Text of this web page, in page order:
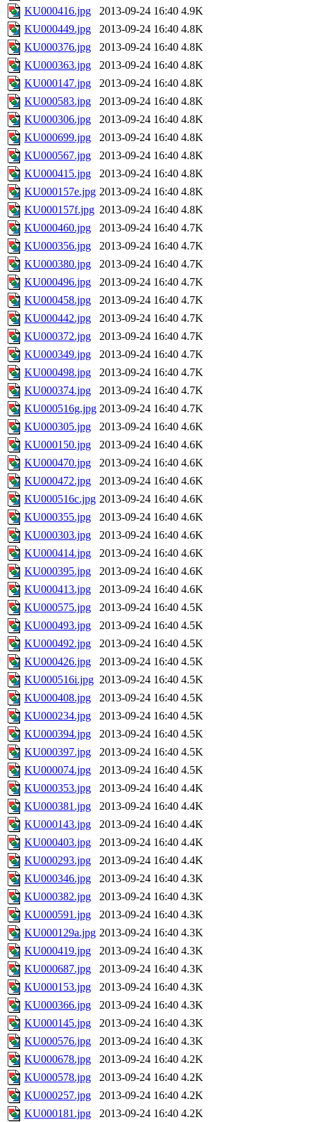
KU000416.jpg
2013-09-24 16:40 4.9K
KU000449.jpg
2013-09-24 16:40 4.8K
KU000376.jpg
2013-09-24 16:40 4.8K
KU000363.jpg
2013-09-24 16:40 4.8K
KU000147.jpg
2013-09-24 16:40 4.8K
KU000583.jpg
2013-09-24 16:40 4.8K
KU000306.jpg
2013-09-24 16:40 4.8K
KU000699.jpg
2013-09-24 16:40 4.8K
KU000567.jpg
2013-09-24 16:40 4.8K
KU000415.jpg
2013-09-24 16:40 4.8K
KU000157e.jpg 2013-09-24 16:40 4.8K
KU000157f.jpg 2013-09-24 16:40 4.8K
KU000460.jpg
2013-09-24 16:40 4.7K
KU000356.jpg
2013-09-24 16:40 4.7K
KU000380.jpg
2013-09-24 16:40 4.7K
KU000496.jpg
2013-09-24 16:40 4.7K
KU000458.jpg
2013-09-24 16:40 4.7K
KU000442.jpg
2013-09-24 16:40 4.7K
KU000372.jpg
2013-09-24 16:40 4.7K
KU000349.jpg
2013-09-24 16:40 4.7K
KU000498.jpg
2013-09-24 16:40 4.7K
KU000374.jpg
2013-09-24 16:40 4.7K
KU000516g.jpg 2013-09-24 16:40 4.7K
KU000305.jpg
2013-09-24 16:40 4.6K
KU000150.jpg
2013-09-24 16:40 4.6K
KU000470.jpg
2013-09-24 16:40 4.6K
KU000472.jpg
2013-09-24 16:40 4.6K
KU000516c.jpg 2013-09-24 16:40 4.6K
KU000355.jpg
2013-09-24 16:40 4.6K
KU000303.jpg
2013-09-24 16:40 4.6K
KU000414.jpg
2013-09-24 16:40 4.6K
KU000395.jpg
2013-09-24 16:40 4.6K
KU000413.jpg
2013-09-24 16:40 4.6K
KU000575.jpg
2013-09-24 16:40 4.5K
KU000493.jpg
2013-09-24 16:40 4.5K
KU000492.jpg
2013-09-24 16:40 4.5K
KU000426.jpg
2013-09-24 16:40 4.5K
KU000516i.jpg 2013-09-24 16:40 4.5K
KU000408.jpg
2013-09-24 16:40 4.5K
KU000234.jpg
2013-09-24 16:40 4.5K
KU000394.jpg
2013-09-24 16:40 4.5K
KU000397.jpg
2013-09-24 16:40 4.5K
KU000074.jpg
2013-09-24 16:40 4.5K
KU000353.jpg
2013-09-24 16:40 4.4K
KU000381.jpg
2013-09-24 16:40 4.4K
KU000143.jpg
2013-09-24 16:40 4.4K
KU000403.jpg
2013-09-24 16:40 4.4K
KU000293.jpg
2013-09-24 16:40 4.4K
KU000346.jpg
2013-09-24 16:40 4.3K
KU000382.jpg
2013-09-24 16:40 4.3K
KU000591.jpg
2013-09-24 16:40 4.3K
KU000129a.jpg 2013-09-24 16:40 4.3K
KU000419.jpg
2013-09-24 16:40 4.3K
KU000687.jpg
2013-09-24 16:40 4.3K
KU000153.jpg
2013-09-24 16:40 4.3K
KU000366.jpg
2013-09-24 16:40 4.3K
KU000145.jpg
2013-09-24 16:40 4.3K
KU000576.jpg
2013-09-24 16:40 4.3K
KU000678.jpg
2013-09-24 16:40 4.2K
KU000578.jpg
2013-09-24 16:40 4.2K
KU000257.jpg
2013-09-24 16:40 4.2K
KU000181.jpg
2013-09-24 16:40 4.2K